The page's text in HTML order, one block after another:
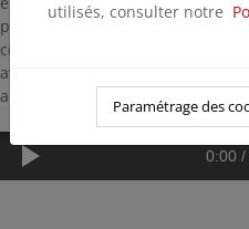
pasan por su territorio, a
centímetros y tiene un pico
ave omnívora que come de
a mayo en cornisas rocosas en
0:00 /
utilisés, consulter notre
Paramétrage des